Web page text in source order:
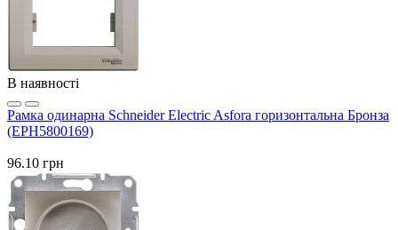
В наявності
Рамка одинарна Schneider Electric Asfora горизонтальна Бронза
(EPH5800169)
96.10 грн